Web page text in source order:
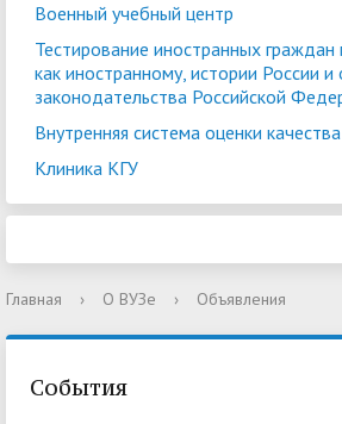
Военный учебный центр
Тестирование иностранных граждан
как иностранному, истории России и
законодательства Российской
Внутренняя система оценки
Клиника КГУ
Главная › О ВУЗе › Объявления
События